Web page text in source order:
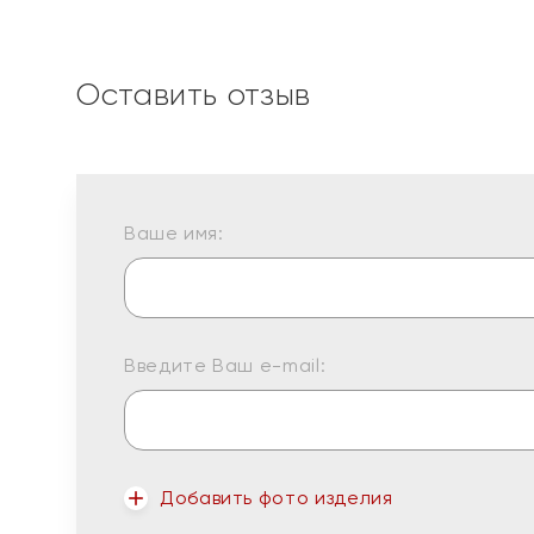
Оставить отзыв
Ваше имя:
Введите Ваш e-mail:
Добавить фото изделия